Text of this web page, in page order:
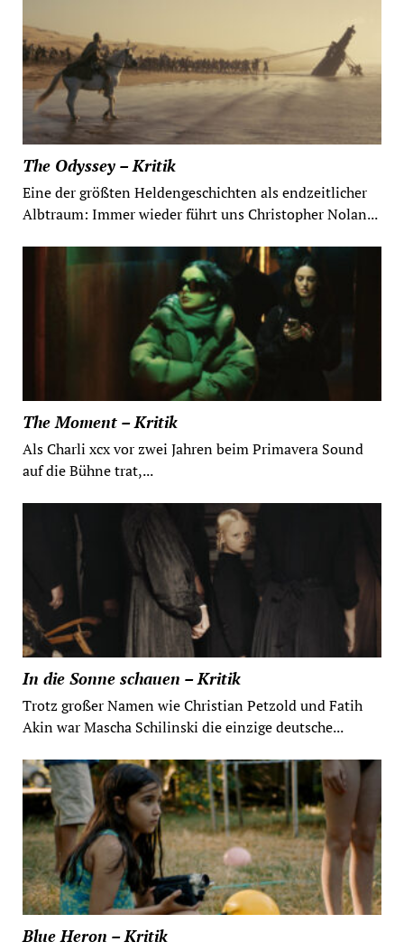
The Odyssey – Kritik
Eine der größten Heldengeschichten als endzeitlicher
Albtraum: Immer wieder führt uns Christopher Nolan...
The Moment – Kritik
Als Charli xcx vor zwei Jahren beim Primavera Sound
auf die Bühne trat,...
In die Sonne schauen – Kritik
Trotz großer Namen wie Christian Petzold und Fatih
Akin war Mascha Schilinski die einzige deutsche...
Blue Heron – Kritik